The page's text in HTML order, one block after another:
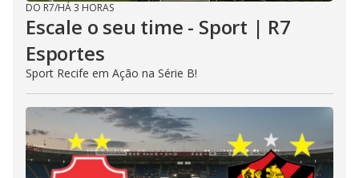
DO R7/HÁ 3 HORAS
Escale o seu time - Sport | R7
Esportes
Sport Recife em Ação na Série B!